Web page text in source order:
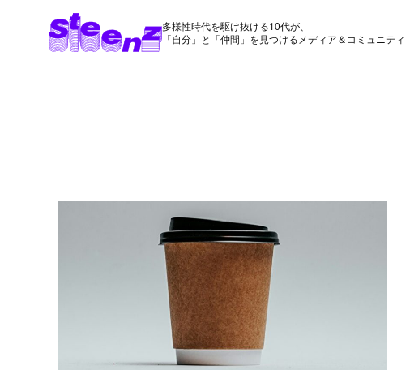
多様性時代を駆け抜ける10代が、
「自分」と「仲間」を見つけるメディア＆コミュニティ